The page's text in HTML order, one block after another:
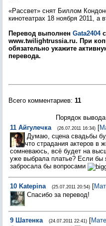
«Рассвет» снят Биллом
кинотеатрах 18 ноября 2011, а
Перевод выполнен Gata2404
www.twilightrussia.ru. При
обязательно укажите
перевода.
Всего комментариев: 11
Порядок
11 Айгулечка (26.07.2011 16:34) [
Думаю, сцена свадьбы
что страдания актеров в
сомневаюсь, всё будет на
уже выбрала платье? Если бы
забросала бы вопросами
10 Katepina (25.07.2011 20:54) [
Спасибо за перевод!
9 Шатенка (24.07.2011 22:41) [